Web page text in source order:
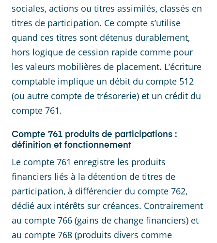
sociales, actions ou titres assimilés, classés en
titres de participation. Ce compte s’utilise
quand ces titres sont détenus durablement,
hors logique de cession rapide comme pour
les valeurs mobilières de placement. L’écriture
comptable implique un débit du compte 512
(ou autre compte de trésorerie) et un crédit du
compte 761.
Compte 761 produits de participations :
définition et fonctionnement
Le compte 761 enregistre les produits
financiers liés à la détention de titres de
participation, à différencier du compte 762,
dédié aux intérêts sur créances. Contrairement
au compte 766 (gains de change financiers) et
au compte 768 (produits divers comme